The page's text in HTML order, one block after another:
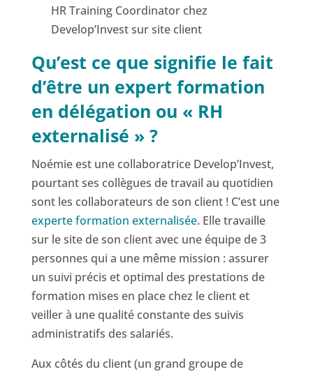
HR Training Coordinator chez
Develop’Invest sur site client
Qu’est ce que signifie le fait
d’être un expert formation
en délégation ou « RH
externalisé » ?
Noémie est une collaboratrice Develop’Invest,
pourtant ses collègues de travail au quotidien
sont les collaborateurs de son client ! C’est une
experte formation externalisée. Elle travaille
sur le site de son client avec une équipe de 3
personnes qui a une même mission : assurer
un suivi précis et optimal des prestations de
formation mises en place chez le client et
veiller à une qualité constante des suivis
administratifs des salariés.
Aux côtés du client (un grand groupe de